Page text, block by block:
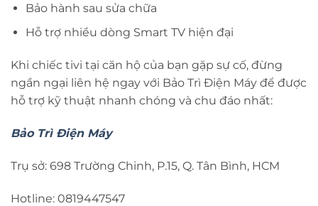
Bảo hành sau sửa chữa
Hỗ trợ nhiều dòng Smart TV hiện đại
Khi chiếc tivi tại căn hộ của bạn gặp sự cố, đừng
ngần ngại liên hệ ngay với Bảo Trì Điện Máy để được
hỗ trợ kỹ thuật nhanh chóng và chu đáo nhất:
Bảo Trì Điện Máy
Trụ sở: 698 Trường Chinh, P.15, Q. Tân Bình, HCM
Hotline: 0819447547